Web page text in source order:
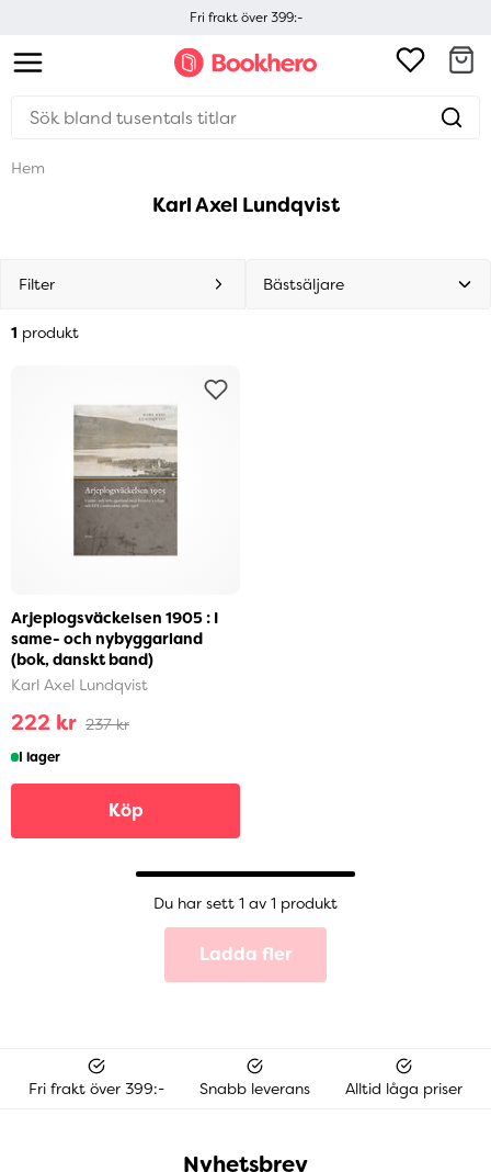
Fri frakt över 399:-
Hem
Karl Axel Lundqvist
Filter
1 produkt
Arjeplogsväckelsen 1905 : I
same- och nybyggarland
(bok, danskt band)
Karl Axel Lundqvist
222 kr 237 kr
I lager
Köp
Du har sett 1 av 1 produkt
Ladda fler
Fri frakt över 399:- Snabb leverans Alltid låga priser
Nyhetsbrev